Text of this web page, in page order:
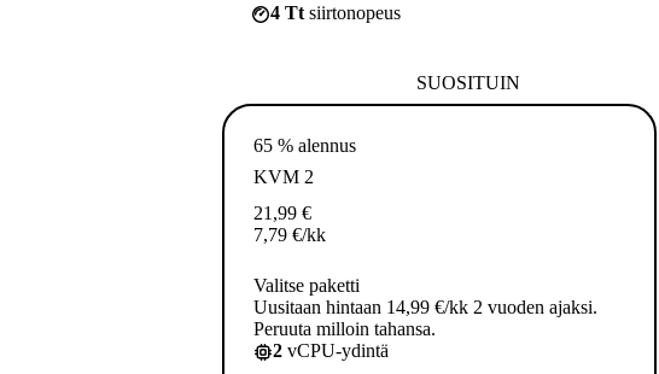
4 Tt siirtonopeus
SUOSITUIN
65 % alennus
KVM 2
21,99 €
7,79 €/kk
Valitse paketti
Uusitaan hintaan 14,99 €/kk 2 vuoden ajaksi.
Peruuta milloin tahansa.
2 vCPU-ydintä